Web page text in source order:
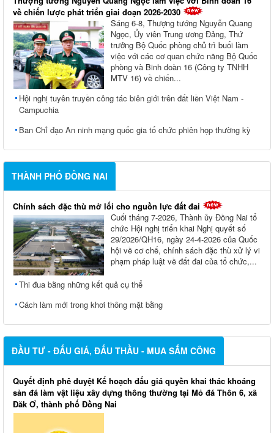
về chiến lược phát triển giai đoạn 2026-2030
Sáng 6-8, Thượng tướng Nguyễn Quang
Ngọc, Ủy viên Trung ương Đảng, Thứ
trưởng Bộ Quốc phòng chủ trì buổi làm
việc với các cơ quan chức năng Bộ Quốc
phòng và Binh đoàn 16 (Công ty TNHH
MTV 16) về chiến...
Hội nghị tuyên truyền công tác biên giới trên đất liền Việt Nam -
Campuchia
Ban Chỉ đạo An ninh mạng quốc gia tổ chức phiên họp thường kỳ
THÀNH PHỐ ĐỒNG NAI
Chính sách đặc thù mở lối cho nguồn lực đất đai
Cuối tháng 7-2026, Thành ủy Ðồng Nai tổ
chức Hội nghị triển khai Nghị quyết số
29/2026/QH16, ngày 24-4-2026 của Quốc
hội về cơ chế, chính sách đặc thù xử lý vi
phạm pháp luật về đất đai của tổ chức,...
Thi đua bằng những kết quả cụ thể
Cách làm mới trong khơi thông mặt bằng
ĐẦU TƯ - ĐẤU GIÁ, ĐẤU THẦU - MUA SẮM CÔNG
Quyết định phê duyệt Kế hoạch đấu giá quyền khai thác khoáng
sản đá làm vật liệu xây dựng thông thường tại Mỏ đá Thôn 6, xã
Đăk Ơ, thành phố Đồng Nai